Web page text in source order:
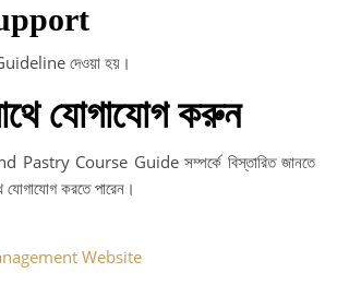
দেওয়া হয়।
যোগাযোগ করুন
Pastry Course Guide সম্পর্কে বিস্তারিত জানতে
যোগাযোগ করতে পারেন।
Website